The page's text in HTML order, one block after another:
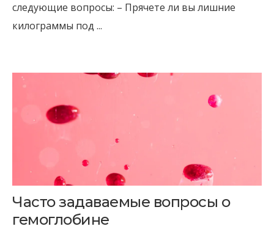
следующие вопросы: – Прячете ли вы лишние
килограммы под ...
Часто задаваемые вопросы о
гемоглобине